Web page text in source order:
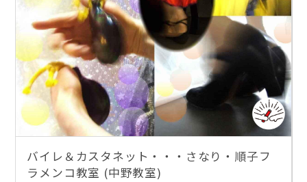
バイレ＆カスタネット・・・さなり・順子フ
ラメンコ教室 (中野教室)